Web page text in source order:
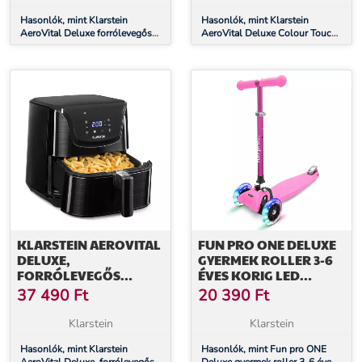
IDŐZÍTŐ
Hasonlók, mint Klarstein
AeroVital Deluxe forrólevegős
fritőz, 1700 W, 8 program,
Időzítő
MOSOGATÓGÉPBEN
MOSHATÓ
Hasonlók, mint Klarstein
AeroVital Deluxe Colour Touch
tartozékkészlet, 6 darab,
mosogatógépben mosható
KLARSTEIN AEROVITAL
DELUXE,
FORRÓLEVEGŐS
FRITŐZ, 1700 W, 5 L,
ROZSDAMENTES ACÉL
37 490 Ft
Klarstein
Hasonlók, mint Klarstein
FUN PRO ONE DELUXE
GYERMEK ROLLER 3-6
ÉVES KORIG LED
KEREKEK
ÖSSZECSUKHATÓ 50
KG-IG ÁLLÍTHATÓ
20 390 Ft
Klarstein
Hasonlók, mint Fun pro ONE